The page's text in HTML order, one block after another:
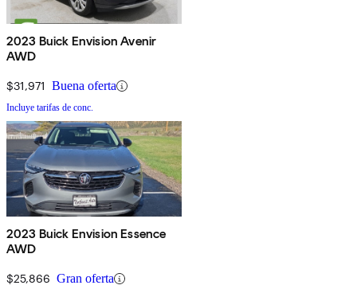
2023 Buick Envision Avenir
AWD
$31,971 Buena oferta
Incluye tarifas de conc.
2023 Buick Envision Essence
AWD
$25,866 Gran oferta